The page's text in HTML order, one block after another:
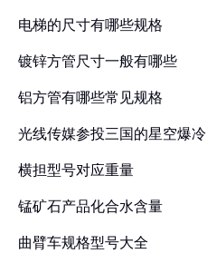
电梯的尺寸有哪些规格
镀锌方管尺寸一般有哪些
铝方管有哪些常见规格
光线传媒参投三国的星空爆冷
横担型号对应重量
锰矿石产品化合水含量
曲臂车规格型号大全